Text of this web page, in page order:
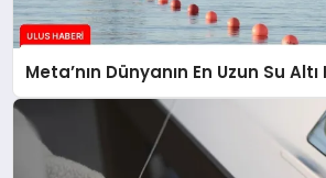
Meta’nın Dünyanın En Uzun Su